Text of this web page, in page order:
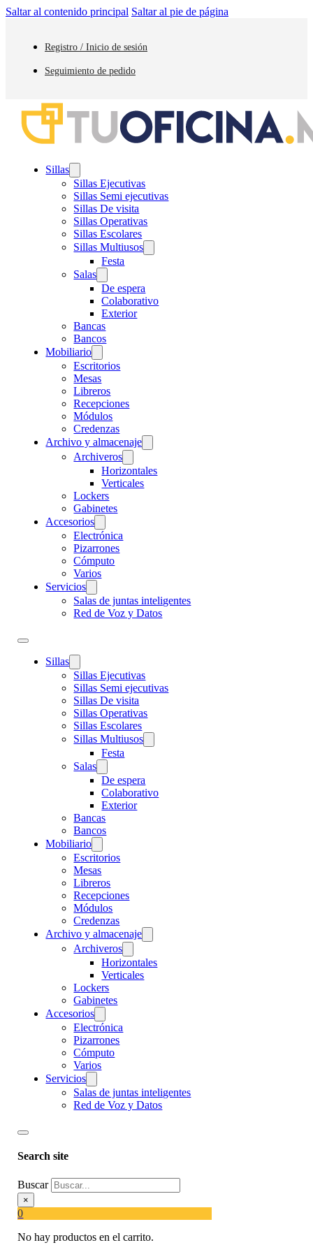
Saltar al contenido principal Saltar al pie de página
Registro / Inicio de sesión
Seguimiento de pedido
Sillas
Sillas Ejecutivas
Sillas Semi ejecutivas
Sillas De visita
Sillas Operativas
Sillas Escolares
Sillas Multiusos
Festa
Salas
De espera
Colaborativo
Exterior
Bancas
Bancos
Mobiliario
Escritorios
Mesas
Libreros
Recepciones
Módulos
Credenzas
Archivo y almacenaje
Archiveros
Horizontales
Verticales
Lockers
Gabinetes
Accesorios
Electrónica
Pizarrones
Cómputo
Varios
Servicios
Salas de juntas inteligentes
Red de Voz y Datos
Sillas
Sillas Ejecutivas
Sillas Semi ejecutivas
Sillas De visita
Sillas Operativas
Sillas Escolares
Sillas Multiusos
Festa
Salas
De espera
Colaborativo
Exterior
Bancas
Bancos
Mobiliario
Escritorios
Mesas
Libreros
Recepciones
Módulos
Credenzas
Archivo y almacenaje
Archiveros
Horizontales
Verticales
Lockers
Gabinetes
Accesorios
Electrónica
Pizarrones
Cómputo
Varios
Servicios
Salas de juntas inteligentes
Red de Voz y Datos
Search site
Buscar
×
0
No hay productos en el carrito.